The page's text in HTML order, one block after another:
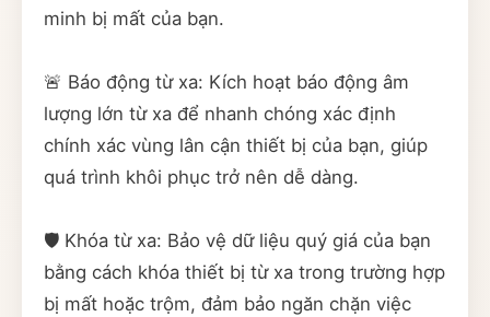
minh bị mất của bạn.
🚨 Báo động từ xa: Kích hoạt báo động âm
lượng lớn từ xa để nhanh chóng xác định
chính xác vùng lân cận thiết bị của bạn, giúp
quá trình khôi phục trở nên dễ dàng.
🛡️ Khóa từ xa: Bảo vệ dữ liệu quý giá của bạn
bằng cách khóa thiết bị từ xa trong trường hợp
bị mất hoặc trộm, đảm bảo ngăn chặn việc